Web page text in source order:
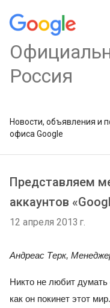
Россия
Новости, объявления и
офиса Google
Представляем
аккаунтов
12 апреля 2013 г.
Андреас Терк,
Никто не любит думать
как он покинет этот